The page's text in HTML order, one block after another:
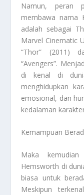
Namun, peran
membawa nama
adalah sebagai
Marvel Cinematic
“Thor” (2011)
“Avengers”.
di kenal di
menghidupkan
emosional, dan
kedalaman
Kemampuan
Maka
Hemsworth di
biasa untuk
Meskipun